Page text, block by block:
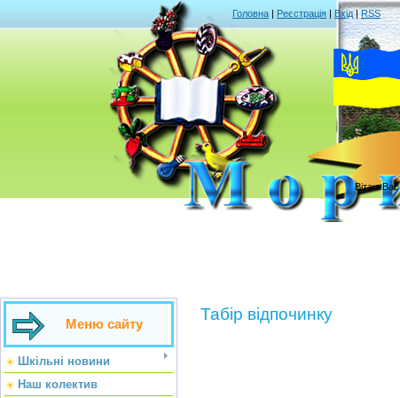
Головна | Реєстрація | Вхід| RSS
Вітаю Вас
Меню сайту
Шкільні новини
Наш колектив
Табір відпочинку